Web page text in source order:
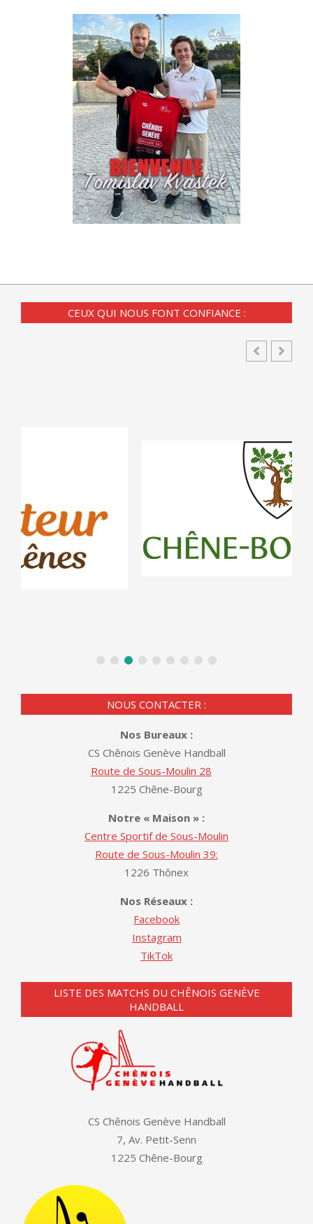
CEUX QUI NOUS FONT CONFIANCE :
NOUS CONTACTER :
Nos Bureaux :
CS Chênois Genève Handball
Route de Sous-Moulin 28
1225 Chêne-Bourg
Notre « Maison » :
Centre Sportif de Sous-Moulin
Route de Sous-Moulin 39:
1226 Thônex
Nos Réseaux :
Facebook
Instagram
TikTok
LISTE DES MATCHS DU CHÊNOIS GENÈVE
HANDBALL
CS Chênois Genève Handball
7, Av. Petit-Senn
1225 Chêne-Bourg